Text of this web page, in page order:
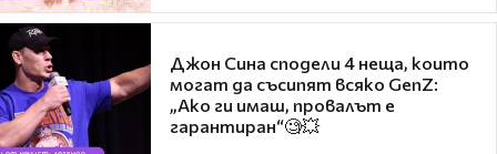
Джон Сина сподели 4 неща, които
могат да съсипят всяко GenZ:
„Ако ги имаш, провалът е
гарантиран“🧐💥